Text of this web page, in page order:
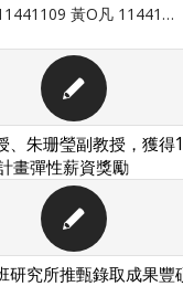
黃O凡 11441…
、朱珊瑩副教授，獲得
畫彈性薪資獎勵
研究所推甄錄取成果豐